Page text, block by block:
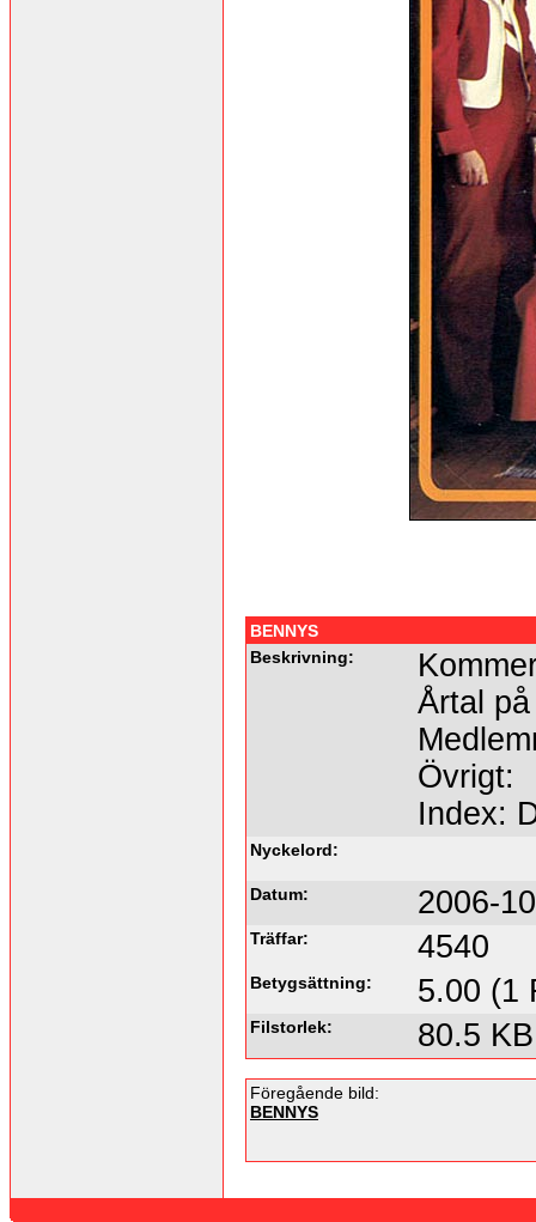
BENNYS
Beskrivning:
Årtal
Övrigt:
Index:
Nyckelord:
Datum: 2006-
Träffar: 4540
Betygsättning: 5.00 (1
Filstorlek: 80.5 KB
Föregående bild:
BENNYS